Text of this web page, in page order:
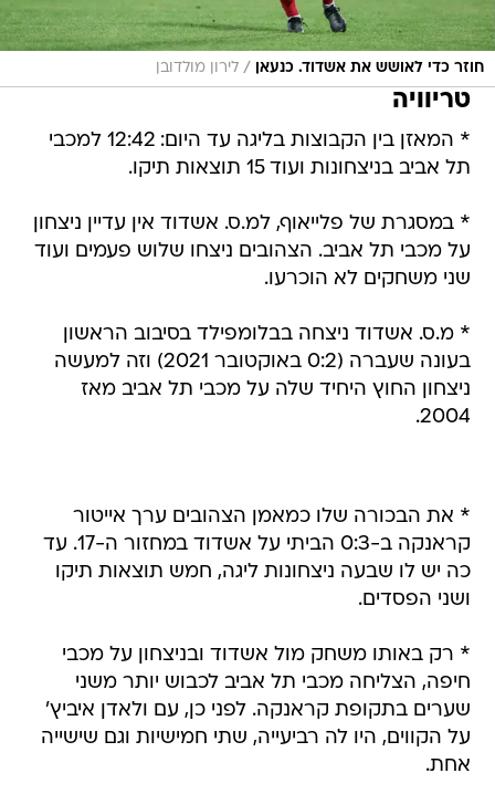
חוזר כדי לאושש את אשדוד. כנעאן / לירון מולדובן
טריוויה
* המאזן בין הקבוצות בליגה עד היום: 12:42 למכבי
תל אביב בניצחונות ועוד 15 תוצאות תיקו.
* במסגרת של פלייאוף, למ.ס. אשדוד אין עדיין ניצחון
על מכבי תל אביב. הצהובים ניצחו שלוש פעמים ועוד
שני משחקים לא הוכרעו.
* מ.ס. אשדוד ניצחה בבלומפילד בסיבוב הראשון
בעונה שעברה (0:2 באוקטובר 2021) וזה למעשה
ניצחון החוץ היחיד שלה על מכבי תל אביב מאז
2004.
* את הבכורה שלו כמאמן הצהובים ערך אייטור
קראנקה ב-0:3 הביתי על אשדוד במחזור ה-17. עד
כה יש לו שבעה ניצחונות ליגה, חמש תוצאות תיקו
ושני הפסדים.
* רק באותו משחק מול אשדוד ובניצחון על מכבי
חיפה, הצליחה מכבי תל אביב לכבוש יותר משני
שערים בתקופת קראנקה. לפני כן, עם ולאדן איביץ'
על הקווים, היו לה רביעייה, שתי חמישיות וגם שישייה
אחת.